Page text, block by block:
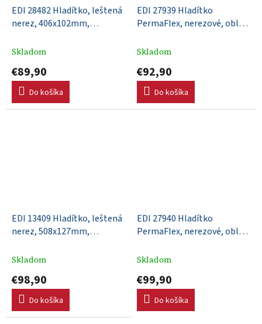
EDI 28482 Hladítko, leštená
nerez, 406x102mm,
upevnenie
Skladom
€89,90
Do košíka
EDI 27939 Hladítko
PermaFlex, nerezové, oblé
rúčka
Skladom
€92,90
Do košíka
EDI 13409 Hladítko, leštená
nerez, 508x127mm,
upevnenie
Skladom
€98,90
Do košíka
EDI 27940 Hladítko
PermaFlex, nerezové, oblé
rúčka
Skladom
€99,90
Do košíka